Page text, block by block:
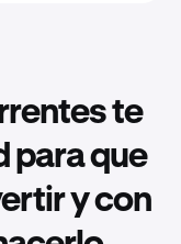
te
para que
y con